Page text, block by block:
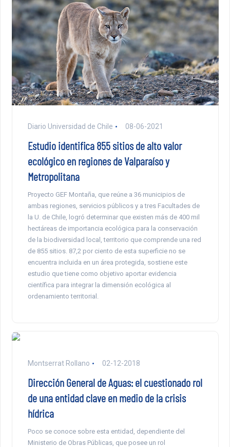
Diario Universidad de Chile 08-06-2021
Estudio identifica 855 sitios de alto valor
ecológico en regiones de Valparaíso y
Metropolitana
Proyecto GEF Montaña, que reúne a 36 municipios de
ambas regiones, servicios públicos y a tres Facultades de
la U. de Chile, logró determinar que existen más de 400 mil
hectáreas de importancia ecológica para la conservación
de la biodiversidad local, territorio que comprende una red
de 855 sitios. 87,2 por ciento de esta superficie no se
encuentra incluida en un área protegida, sostiene este
estudio que tiene como objetivo aportar evidencia
científica para integrar la dimensión ecológica al
ordenamiento territorial.
Montserrat Rollano 02-12-2018
Dirección General de Aguas: el cuestionado rol
de una entidad clave en medio de la crisis
hídrica
Poco se conoce sobre esta entidad, dependiente del
Ministerio de Obras Públicas, que posee un rol